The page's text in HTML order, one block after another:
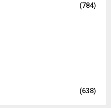
(784)
(638)